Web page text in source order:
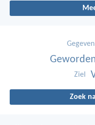
Gegeven
Ziel
Zoek